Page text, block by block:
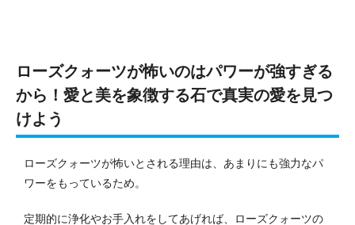
ローズクォーツが怖いのはパワーが強すぎる
から！愛と美を象徴する石で真実の愛を見つ
けよう
ローズクォーツが怖いとされる理由は、あまりにも強力なパ
ワーをもっているため。
定期的に浄化やお手入れをしてあげれば、ローズクォーツの